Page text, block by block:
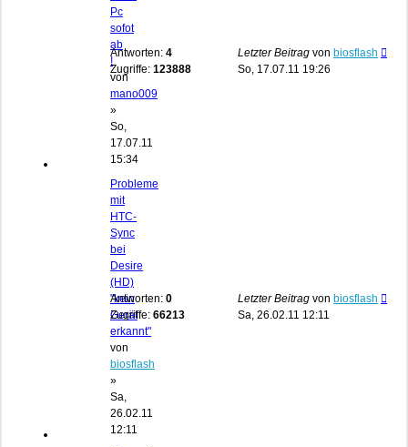
Pc
sofot
ab
!
von
mano009
»
So,
17.07.11
15:34
Antworten: 4
Zugriffe: 123888
Letzter Beitrag von biosflash
So, 17.07.11 19:26
Probleme
mit
HTC-
Sync
bei
Desire
(HD)
"kein
Gerät
erkannt"
von
biosflash
»
Sa,
26.02.11
12:11
Antworten: 0
Zugriffe: 66213
Letzter Beitrag von biosflash
Sa, 26.02.11 12:11